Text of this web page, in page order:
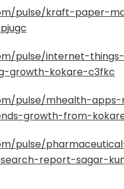
pulse/kraft-paper-
pulse/internet-
growth-kokare-c3fkc
pulse/mhealth-apps-
growth-from-
pulse/
report-sagar-